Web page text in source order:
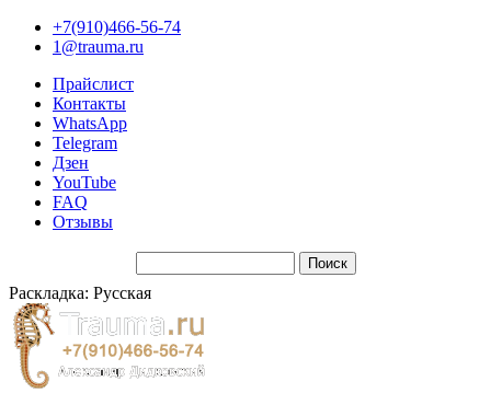
+7(910)466-56-74
1@trauma.ru
Прайслист
Контакты
WhatsApp
Telegram
Дзен
YouTube
FAQ
Отзывы
Раскладка: Русская